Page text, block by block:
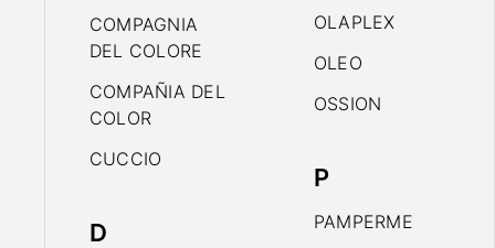
COMPAGNIA
DEL COLORE
COMPAÑIA DEL
COLOR
CUCCIO
D
OLAPLEX
OLEO
OSSION
P
PAMPERME